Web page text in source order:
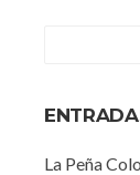
La Peña